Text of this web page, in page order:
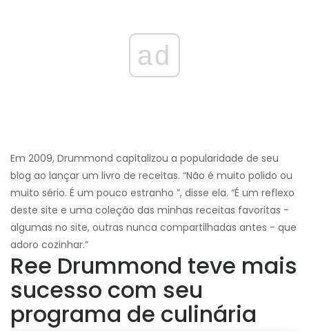
ad
Em 2009, Drummond capitalizou a popularidade de seu
blog ao lançar um livro de receitas. “Não é muito polido ou
muito sério. É um pouco estranho ”, disse ela. “É um reflexo
deste site e uma coleção das minhas receitas favoritas -
algumas no site, outras nunca compartilhadas antes - que
adoro cozinhar.”
Ree Drummond teve mais
sucesso com seu
programa de culinária